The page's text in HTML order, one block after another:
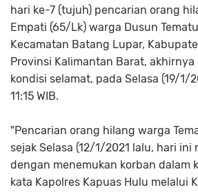
hari ke-7 (tujuh) pencarian orang
Empati (65/Lk) warga Dusun
Kecamatan Batang Lupar,
Provinsi Kalimantan Barat,
kondisi selamat, pada Selasa (19/1/
11:15 WIB.
"Pencarian orang hilang warga
sejak Selasa (12/1/2021 lalu, hari ini
dengan menemukan korban dalam
kata Kapolres Kapuas Hulu melalui